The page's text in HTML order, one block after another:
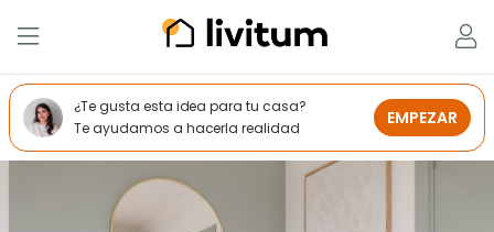
¿Te gusta esta idea para tu casa?
Te ayudamos a hacerla realidad
EMPEZAR